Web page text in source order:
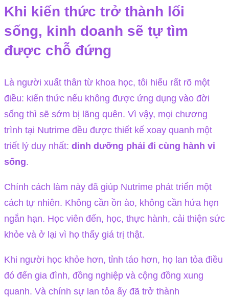
Khi kiến thức trở thành lối
sống, kinh doanh sẽ tự tìm
được chỗ đứng
Là người xuất thân từ khoa học, tôi hiểu rất rõ một
điều: kiến thức nếu không được ứng dụng vào đời
sống thì sẽ sớm bị lãng quên. Vì vậy, mọi chương
trình tại Nutrime đều được thiết kế xoay quanh một
triết lý duy nhất: dinh dưỡng phải đi cùng hành vi
sống.
Chính cách làm này đã giúp Nutrime phát triển một
cách tự nhiên. Không cần ồn ào, không cần hứa hẹn
ngắn hạn. Học viên đến, học, thực hành, cải thiện sức
khỏe và ở lại vì họ thấy giá trị thật.
Khi người học khỏe hơn, tỉnh táo hơn, họ lan tỏa điều
đó đến gia đình, đồng nghiệp và cộng đồng xung
quanh. Và chính sự lan tỏa ấy đã trở thành